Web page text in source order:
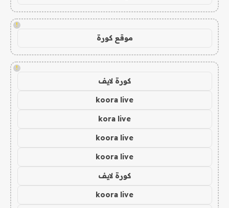
!
موقع كورة
!
كورة لايف
koora live
kora live
koora live
koora live
كورة لايف
koora live